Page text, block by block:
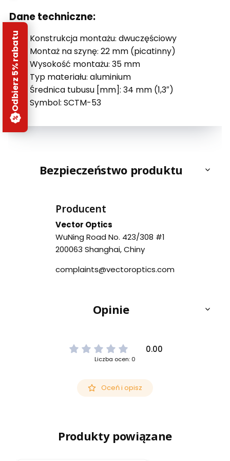
Dane techniczne:
Konstrukcja montażu: dwuczęściowy
Montaż na szynę: 22 mm (picatinny)
Wysokość montażu: 35 mm
Typ materiału: aluminium
Średnica tubusu [mm]: 34 mm (1,3″)
Symbol: SCTM-53
Bezpieczeństwo produktu
Producent
Vector Optics
WuNing Road No. 423/308 #1
200063 Shanghai, Chiny
complaints@vectoroptics.com
Opinie
0.00
Liczba ocen: 0
Oceń i opisz
Produkty powiązane
Odbierz 5% rabatu